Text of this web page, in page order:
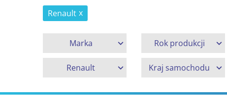
Renault
Marka
Renault
Rok produkcji
Kraj samochodu